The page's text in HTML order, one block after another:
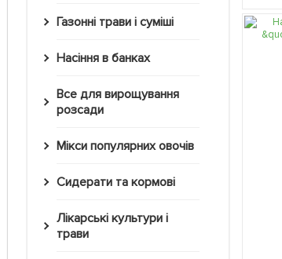
Газонні трави і суміші
Насіння в банках
Все для вирощування
розсади
Мікси популярних овочів
Сидерати та кормові
Лікарські культури і
трави